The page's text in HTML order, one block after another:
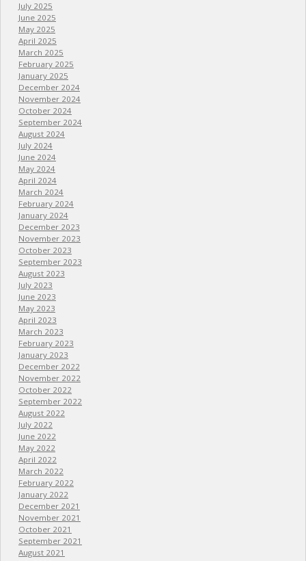
July 2025
June 2025
May 2025
April 2025
March 2025
February 2025
January 2025
December 2024
November 2024
October 2024
September 2024
August 2024
July 2024
June 2024
May 2024
April 2024
March 2024
February 2024
January 2024
December 2023
November 2023
October 2023
September 2023
August 2023
July 2023
June 2023
May 2023
April 2023
March 2023
February 2023
January 2023
December 2022
November 2022
October 2022
September 2022
August 2022
July 2022
June 2022
May 2022
April 2022
March 2022
February 2022
January 2022
December 2021
November 2021
October 2021
September 2021
August 2021